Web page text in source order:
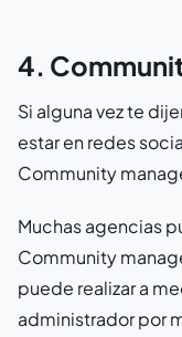
4.
Si alguna vez te
estar en redes
Community
Muchas agencias
Community
puede realizar a
administrador por